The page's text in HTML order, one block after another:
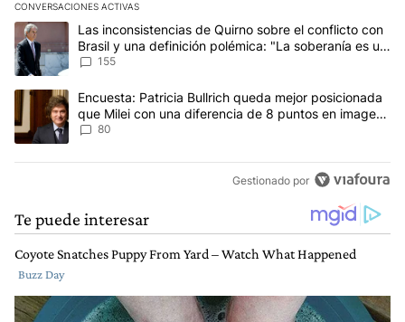
CONVERSACIONES ACTIVAS
Este listado muestra los artículos con más comentarios en los
Un artículo de tendencia con el título "Las inconsistencias de
Las inconsistencias de Quirno sobre el conflicto con
Brasil y una definición polémica: "La soberanía es un
concepto antiguo"
155
Un artículo de tendencia con el título "Encuesta: Patricia
Encuesta: Patricia Bullrich queda mejor posicionada
que Milei con una diferencia de 8 puntos en imagen
negativa
80
Gestionado por